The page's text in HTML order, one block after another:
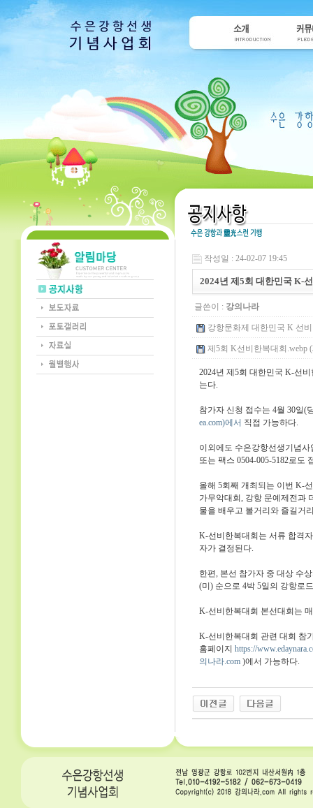
작성일 : 24-02-07 19:45
2024년 제5회 대한민국 K-
글쓴이 : 강의나라
강항문화제 대한민국 K 선
제5회 K선비한복대회.webp
2024년 제5회 대한민국 K-선
는다.
참가자 신청 접수는 4월 30일(
ea.com)에서 직접 가능하다.
이외에도 수은강항선생기념사
또는 팩스 0504-005-5182로도
올해 5회째 개최되는 이번 K-
가무악대회, 강항 문예제전과
물을 배우고 볼거리와 즐길거
K-선비한복대회는 서류 합격
자가 결정된다.
한편, 본선 참가자 중 대상 수
(미) 순으로 4박 5일의 강항로
K-선비한복대회 본선대회는
K-선비한복대회 관련 대회 참
홈페이지 https://
의나라.com )에서 가능하다.